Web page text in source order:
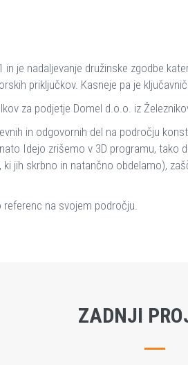
je nadaljevanje družinske zgodbe
priključkov. Kasneje pa je
za podjetje Domel d.o.o. iz
in odgovornih del na področju
Idejo zrišemo v 3D programu,
jih skrbno in natančno obdelamo),
na svojem področju.
ZADNJI